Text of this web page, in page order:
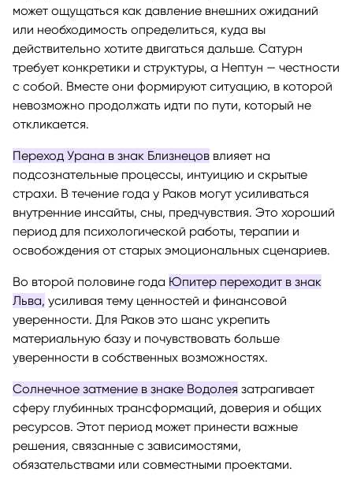
может ощущаться как давление внешних ожиданий
или необходимость определиться, куда вы
действительно хотите двигаться дальше. Сатурн
требует конкретики и структуры, а Нептун — честности
с собой. Вместе они формируют ситуацию, в которой
невозможно продолжать идти по пути, который не
откликается.
Переход Урана в знак Близнецов влияет на
подсознательные процессы, интуицию и скрытые
страхи. В течение года у Раков могут усиливаться
внутренние инсайты, сны, предчувствия. Это хороший
период для психологической работы, терапии и
освобождения от старых эмоциональных сценариев.
Во второй половине года Юпитер переходит в знак
Льва, усиливая тему ценностей и финансовой
уверенности. Для Раков это шанс укрепить
материальную базу и почувствовать больше
уверенности в собственных возможностях.
Солнечное затмение в знаке Водолея затрагивает
сферу глубинных трансформаций, доверия и общих
ресурсов. Этот период может принести важные
решения, связанные с зависимостями,
обязательствами или совместными проектами.